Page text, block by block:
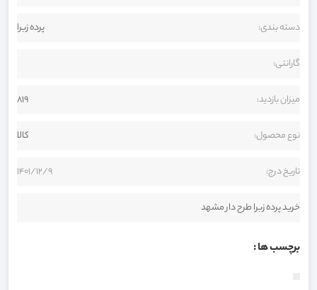
دسته بندی: پرده زبرا
گارانتی:
میزان بازدید: 819
نوع محصول: کالا
تاریخ درج: 1401/12/9
خرید پرده زبرا طرح دار مشهد
برچسب ها :